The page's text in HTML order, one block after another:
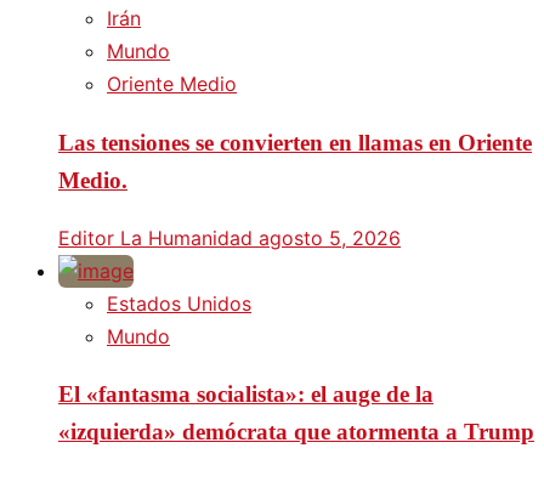
Irán
Mundo
Oriente Medio
Las tensiones se convierten en llamas en Oriente
Medio.
Editor La Humanidad agosto 5, 2026
Estados Unidos
Mundo
El «fantasma socialista»: el auge de la
«izquierda» demócrata que atormenta a Trump